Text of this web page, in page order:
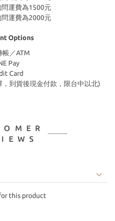
運費為1500元
運費為2000元
Options
帳／ATM
Pay
Card
到貨後現金付款，限台中以北)
this product